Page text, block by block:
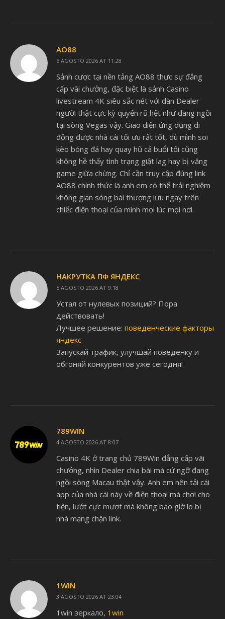
AO88
5 AGOSTO 2026 AT 11:28
Sảnh cược tại nền tảng AO88 thực sự đẳng
cấp vãi chưởng, đặc biệt là sảnh Casino
livestream 4K siêu sắc nét với dàn Dealer
người thật cực kỳ quyến rũ hệt như đang ngồi
tại sòng Vegas vậy. Giao diện ứng dụng di
động được nhà cái tối ưu rất tốt, dù mình soi
kèo bóng đá hay quay hũ cả buổi tối cũng
không hề thấy tình trạng giật lag hay bị văng
game giữa chừng. Chỉ cần truy cập đúng link
AO88 chính thức là anh em có thể trải nghiệm
không gian sòng bài thượng lưu ngay trên
chiếc điện thoại của mình mọi lúc mọi nơi.
НАКРУТКА ПФ ЯНДЕКС
5 AGOSTO 2026 AT 9:18
Устал от нулевых позиций? Пора
действовать!
Лучшее решение: поведенческие факторы
яндекс
Запускай трафик, улучшай поведенку и
обгоняй конкурентов уже сегодня!
789WIN
4 AGOSTO 2026 AT 8:07
Casino 4K ở trang chủ 789Win đẳng cấp vãi
chưởng, nhìn Dealer chia bài mà cứ ngỡ đang
ngồi sòng Macau thật vậy. Anh em nên tải cái
app của nhà cái này về điện thoại mà chơi cho
tiện, lướt cực mượt mà không bao giờ lo bị
nhà mạng chặn link.
1WIN
3 AGOSTO 2026 AT 23:04
1win зеркало, 1win